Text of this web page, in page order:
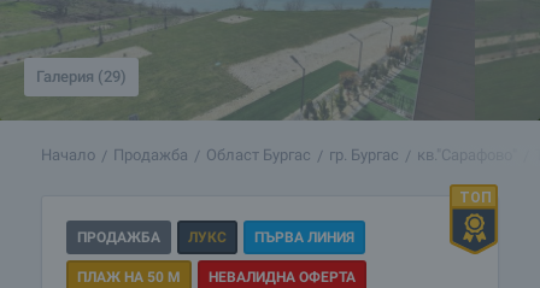
Галерия (29)
Начало Продажба Област Бургас гр. Бургас кв."Сарафово"
ПРОДАЖБА ЛУКС ПЪРВА ЛИНИЯ
ПЛАЖ НА 50 М НЕВАЛИДНА ОФЕРТА